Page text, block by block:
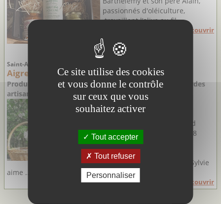
passionnés d'oléiculture,
travaillent l’olive au fil ...
Découvrir
Saint-André-de-Valborgne - Gard
Aigre-Doux Sud Cévennes
Productrice de vinaigres bio sans sulfites et de moutardes
artisanales bio
C’est au cœur du cadre
magnifique des Cévennes
gardoises que Sylvie Molard
décide de s’installer en 2008
pour y créer sa vinaigrerie
artisanale.
Généreuse et passionnée, Sylvie
aime ...
Découvrir
Ce site utilise des cookies
et vous donne le contrôle
sur ceux que vous
souhaitez activer
Tout accepter
Tout refuser
Personnaliser